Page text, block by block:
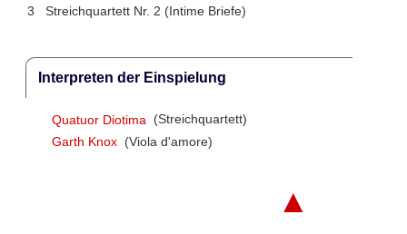
3
Streichquartett Nr. 2 (Intime Briefe)
Interpreten der Einspielung
Quatuor Diotima
(Streichquartett)
Garth Knox (Viola d'amore)
▲